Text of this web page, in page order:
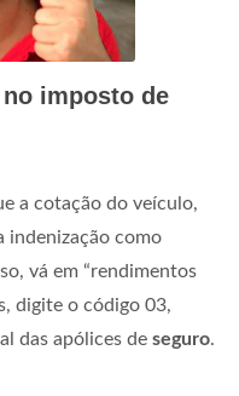
imposto de
a cotação do veículo,
indenização como
vá em “rendimentos
digite o código 03,
das apólices de seguro.